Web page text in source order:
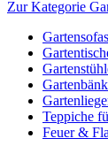
Zur Kategorie
Gartensofas
Teppiche
Feuer &